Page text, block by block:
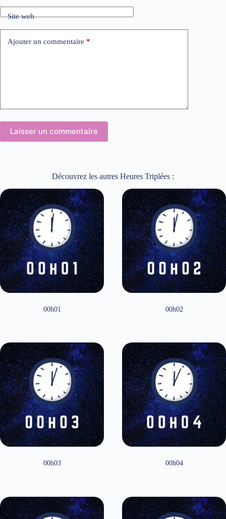
Site web
Ajouter un commentaire *
Laisser un commentaire
Découvrez les autres Heures Triplées :
00h01 00h02
00h03 00h04